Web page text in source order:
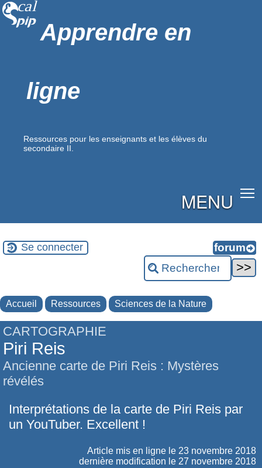
Apprendre en
ligne
Ressources pour les enseignants et les élèves du
secondaire II.
MENU
Se connecter
Accueil Ressources Sciences de la Nature
CARTOGRAPHIE
Piri Reis
Ancienne carte de Piri Reis : Mystères
révélés
Interprétations de la carte de Piri Reis par
un YouTuber. Excellent !
Article mis en ligne le 23 novembre 2018
dernière modification le 27 novembre 2018